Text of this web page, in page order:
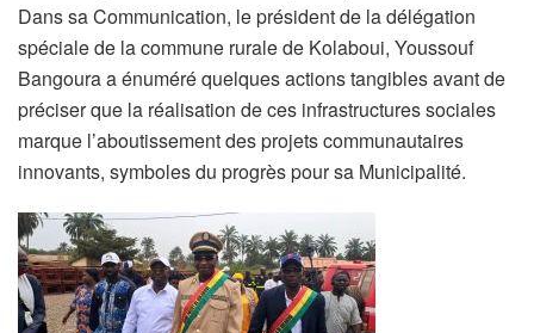
Dans sa Communication, le président de la délégation
spéciale de la commune rurale de Kolaboui, Youssouf
Bangoura a énuméré quelques actions tangibles avant de
préciser que la réalisation de ces infrastructures sociales
marque l’aboutissement des projets communautaires
innovants, symboles du progrès pour sa Municipalité.